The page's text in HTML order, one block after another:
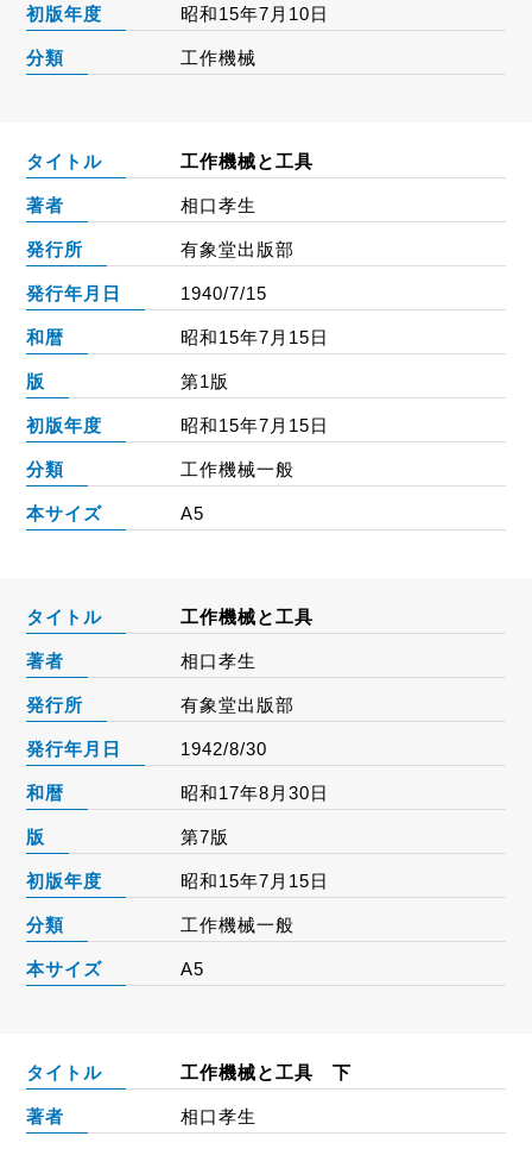
初版年度 昭和15年7月10日
分類 工作機械
タイトル 工作機械と工具
著者 相口孝生
発行所 有象堂出版部
発行年月日 1940/7/15
和暦 昭和15年7月15日
版 第1版
初版年度 昭和15年7月15日
分類 工作機械一般
本サイズ A5
タイトル 工作機械と工具
著者 相口孝生
発行所 有象堂出版部
発行年月日 1942/8/30
和暦 昭和17年8月30日
版 第7版
初版年度 昭和15年7月15日
分類 工作機械一般
本サイズ A5
タイトル 工作機械と工具 下
著者 相口孝生